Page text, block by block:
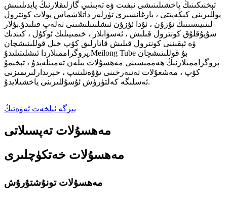
تېخنىكىنىڭ ياخشىلىنىشى نېفىت ۋە تەبىئىي گازلىقلارنىڭ پايدىلىنىش
يوللىرىنى كېڭەيتتى ، بارغانسىرى تۈرلەر داتلاشماس پولات كونترول
لىنىيىسىنىڭ ئۇزۇن ، ئۇدا ئۇزۇن ئىشلىتىلىشىنى تەلەپ قىلىدۇ.بۇلار
سۇيۇقلۇق كونترول قىلىش ، ئەسۋابلار ، خىمىيىلىك ئوكۇل ، كىندىك
ۋە ئېقىننى كونترول قىلىش قاتارلىق كۆپ خىل قوللىنىشچان
پروگراممىلاردا ئىشلىتىلىدۇ.Meilong Tube بۇ قوللىنىشچان
پروگراممىلارنىڭ ھەممىسىنى مەھسۇلات بىلەن تەمىنلەيدۇ ، تېخىمۇ
كۆپ ، مەشغۇلات تەننەرخىنى تۆۋەنلىتىپ ، خېرىدارلىرىمىزنى
ئەسلىگە كەلتۈرۈش ئۇسۇللىرىنى ياخشىلايدۇ.
بىزگە ئېلخەت ئەۋەتىڭ
مەھسۇلات تەپسىلاتى
مەھسۇلات خەتكۈچلىرى
مەھسۇلات تونۇشتۇرۇش